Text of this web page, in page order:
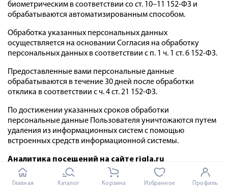
биометрическим в соответствии со ст. 10–11 152-ФЗ и
обрабатываются автоматизированным способом.
Обработка указанных персональных данных
осуществляется на основании Согласия на обработку
персональных данных в соответствии с п. 1 ч. 1 ст. 6 152-ФЗ.
Предоставленные вами персональные данные
обрабатываются в течение 30 дней после обработки
отклика в соответствии с ч. 4 ст. 21 152-ФЗ.
По достижении указанных сроков обработки
персональные данные Пользователя уничтожаются путем
удаления из информационных систем с помощью
встроенных средств информационной системы.
Аналитика посещений на сайте rigla.ru
Что такое c ookie-файлы?
Файлы cookie – это небольшие
файлы, обычно состоящие из букв и цифр, загружаемые на
Главная Каталог Корзина Избранное Профиль